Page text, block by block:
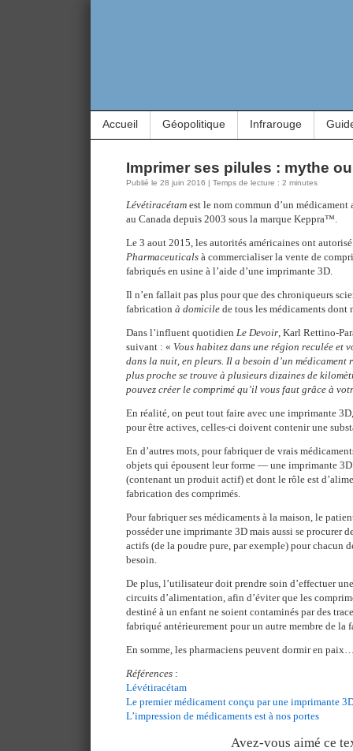
Accueil Géopolitique Infrarouge
Imprimer ses pilules : mythe
Publié le 28 juin 2016 | Temps de lecture : 2 minutes
Lévétiracétam est le nom commun d’un
au Canada depuis 2003 sous la marque Keppra™.
Le 3 aout 2015, les autorités américaines ont
Pharmaceuticals à commercialiser la vente de
fabriqués en usine à l’aide d’une imprimante 3D.
Il n’en fallait pas plus pour que des chroniqueurs
fabrication à domicile de tous les médicaments
Dans l’influent quotidien Le Devoir, Karl Rettino-
suivant : « Vous habitez dans une région reculée et
dans la nuit, en pleurs. Il a besoin d’un
plus proche se trouve à plusieurs dizaines de
pouvez créer le comprimé qu’il vous faut grâce à
En réalité, on peut tout faire avec une imprimante
pour être actives, celles-ci doivent contenir une
En d’autres mots, pour fabriquer de vrais
objets qui épousent leur forme — une imprimante
(contenant un produit actif) et dont le rôle est
fabrication des comprimés.
Pour fabriquer ses médicaments à la maison, le
posséder une imprimante 3D mais aussi se procurer
actifs (de la poudre pure, par exemple) pour chacun
besoin.
De plus, l’utilisateur doit prendre soin d’effectuer
circuits d’alimentation, afin d’éviter que les
destiné à un enfant ne soient contaminés par des
fabriqué antérieurement pour un autre membre de la
En somme, les pharmaciens peuvent dormir en
Références :
Lévétiracétam
Le premier médicament conçu par une imprimante
L’impression de médicaments est à nos portes
Avez-vous aimé ce